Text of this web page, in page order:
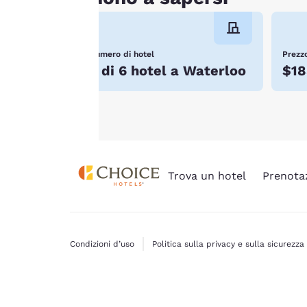
Numero di hotel
3 di 6 hotel a Waterloo
verranno memorizzati
informazioni, consulta
Trova un hotel
Condizioni d’uso Politica sulla privacy e sulla sicurezza